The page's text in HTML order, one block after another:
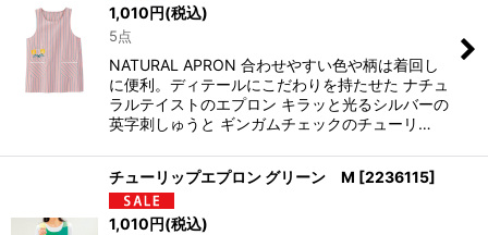
1,010円(税込)
5点
NATURAL APRON 合わせやすい色や柄は着回し
に便利。ディテールにこだわりを持たせた ナチュ
ラルテイストのエプロン キラッと光るシルバーの
英字刺しゅうと ギンガムチェックのチューリ…
チューリップエプロン グリーン M [2236115]
1,010円(税込)